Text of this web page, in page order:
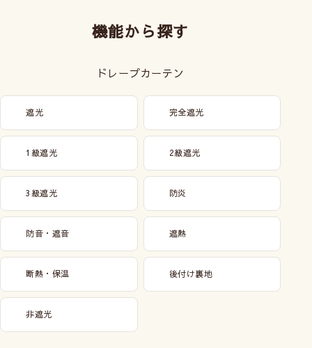
機能から探す
ドレープカーテン
遮光 完全遮光
1級遮光 2級遮光
3級遮光 防炎
防音・遮音 遮熱
断熱・保温 後付け裏地
非遮光